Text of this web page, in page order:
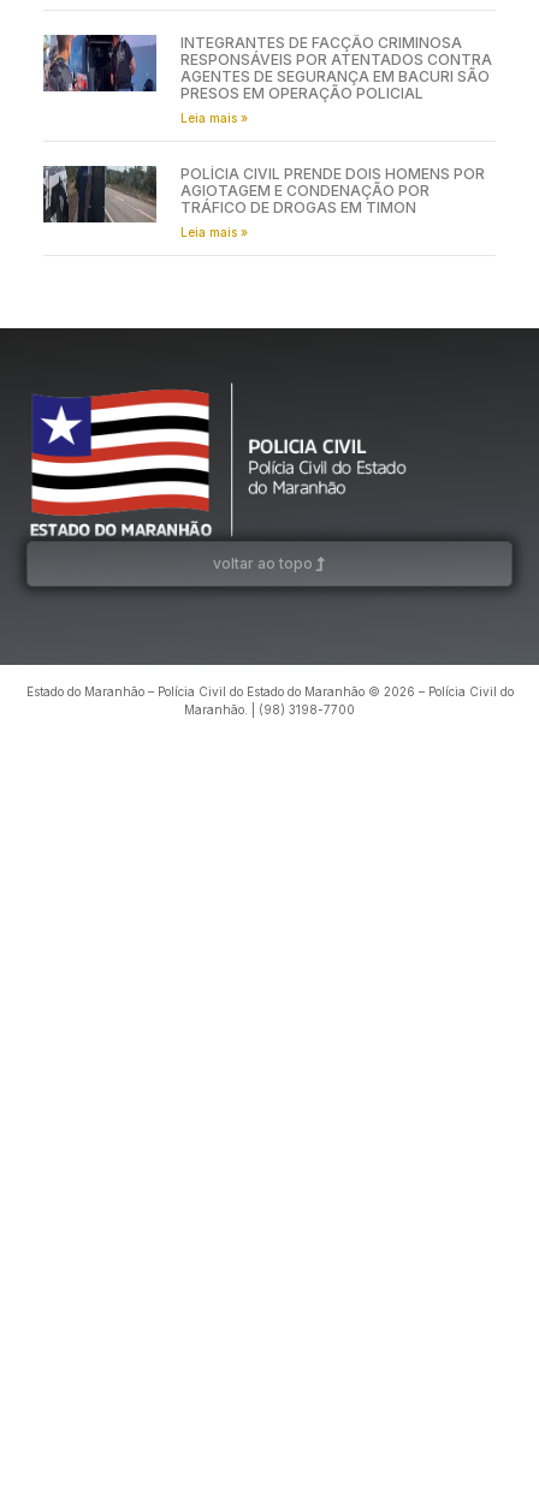
INTEGRANTES DE FACÇÃO CRIMINOSA
RESPONSÁVEIS POR ATENTADOS CONTRA
AGENTES DE SEGURANÇA EM BACURI SÃO
PRESOS EM OPERAÇÃO POLICIAL
Leia mais »
POLÍCIA CIVIL PRENDE DOIS HOMENS POR
AGIOTAGEM E CONDENAÇÃO POR
TRÁFICO DE DROGAS EM TIMON
Leia mais »
voltar ao topo
Estado do Maranhão – Polícia Civil do Estado do Maranhão © 2026 – Polícia Civil do
Maranhão. | (98) 3198-7700